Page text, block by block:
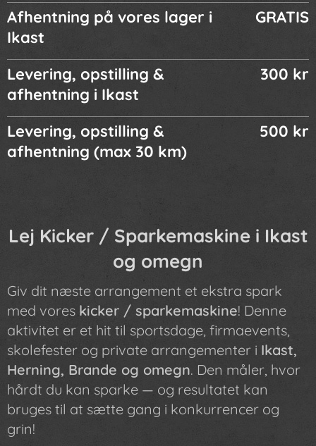
Afhentning på vores lager i
Ikast
GRATIS
Levering, opstilling &
afhentning i Ikast
300 kr
Levering, opstilling &
afhentning (max 30 km)
500 kr
Lej Kicker / Sparkemaskine i Ikast
og omegn
Giv dit næste arrangement et ekstra spark
med vores kicker / sparkemaskine! Denne
aktivitet er et hit til sportsdage, firmaevents,
skolefester og private arrangementer i Ikast,
Herning, Brande og omegn. Den måler, hvor
hårdt du kan sparke — og resultatet kan
bruges til at sætte gang i konkurrencer og
grin!